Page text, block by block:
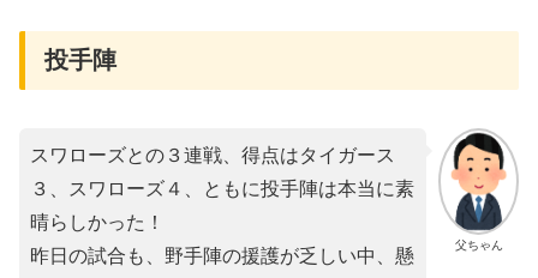
投手陣
父ちゃん
スワローズとの３連戦、得点はタイガース
３、スワローズ４、ともに投手陣は本当に素
晴らしかった！
昨日の試合も、野手陣の援護が乏しい中、懸